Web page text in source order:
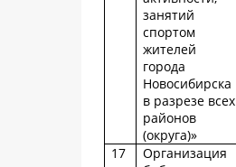
занятий
спортом
жителей
города
Новосибирска
в разрезе всех
районов
(округа)»
17
Организация